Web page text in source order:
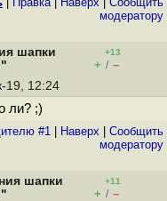
модератору
шапки
+13
+ / –
19, 12:24
ли? ;)
#1 Наверх
Cообщить
модератору
шапки
+11
+ / –